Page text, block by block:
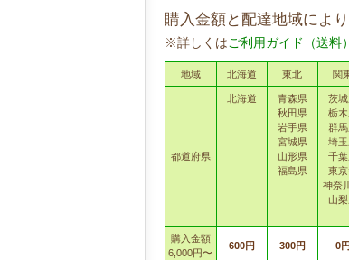
購入金額と配達地域によ
※詳しくはご利用ガイド（送料）
地域 北海道 東北 関
都道府県
北海道
青森県
秋田県
岩手県
宮城県
山形県
福島県
茨
栃
群
埼
千
東
神奈
山
購入金額
6,000円〜
600円 300円 0円